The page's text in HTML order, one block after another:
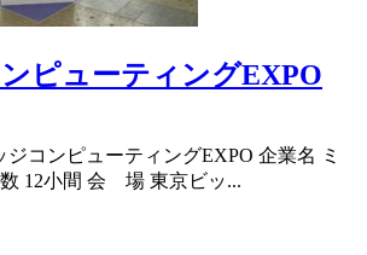
ピューティングEXPO
コンピューティングEXPO 企業名 ミ
12小間 会 場 東京ビッ...